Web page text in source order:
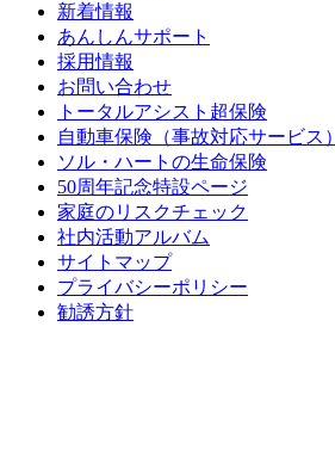
新着情報
あんしんサポート
採用情報
お問い合わせ
トータルアシスト超保険
自動車保険（事故対応サービス）
ソル・ハートの生命保険
50周年記念特設ページ
家庭のリスクチェック
社内活動アルバム
サイトマップ
プライバシーポリシー
勧誘方針